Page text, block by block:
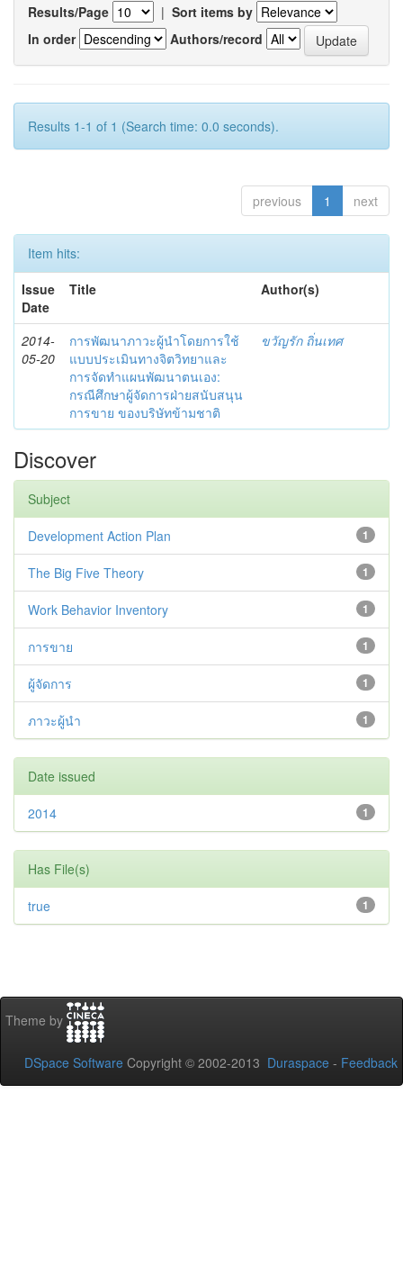
Results/Page | Sort items by
In order
Authors/record
Results 1-1 of 1 (Search time: 0.0 seconds).
previous 1 next
Item hits:
Issue
Date
Title Author(s)
2014-
05-20
การพัฒนาภาวะผู้นำโดยการใช้
แบบประเมินทางจิตวิทยาและ
การจัดทำแผนพัฒนาตนเอง:
กรณีศึกษาผู้จัดการฝ่ายสนับสนุน
การขาย ของบริษัทข้ามชาติ
ขวัญรัก ถิ่นเทศ
Discover
Subject
1
Development Action Plan
1
The Big Five Theory
1
Work Behavior Inventory
1
การขาย
1
ผู้จัดการ
1
ภาวะผู้นำ
Date issued
1
2014
Has File(s)
1
true
Theme by
DSpace Software Copyright © 2002-2013 Duraspace - Feedback